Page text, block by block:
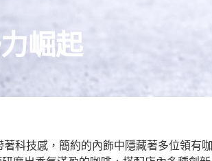
崛起
科技感，簡約的內飾中隱藏著多位領有咖